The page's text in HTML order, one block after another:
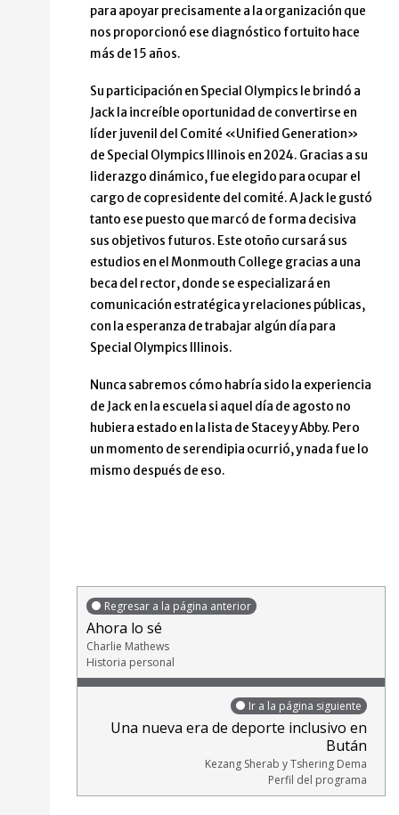
para apoyar precisamente a la organización que
nos proporcionó ese diagnóstico fortuito hace
más de 15 años.
Su participación en Special Olympics le brindó a
Jack la increíble oportunidad de convertirse en
líder juvenil del Comité «Unified Generation»
de Special Olympics Illinois en 2024. Gracias a su
liderazgo dinámico, fue elegido para ocupar el
cargo de copresidente del comité. A Jack le gustó
tanto ese puesto que marcó de forma decisiva
sus objetivos futuros. Este otoño cursará sus
estudios en el Monmouth College gracias a una
beca del rector, donde se especializará en
comunicación estratégica y relaciones públicas,
con la esperanza de trabajar algún día para
Special Olympics Illinois.
Nunca sabremos cómo habría sido la experiencia
de Jack en la escuela si aquel día de agosto no
hubiera estado en la lista de Stacey y Abby. Pero
un momento de serendipia ocurrió, y nada fue lo
mismo después de eso.
Regresar a la página anterior
Ahora lo sé
Charlie Mathews
Historia personal
Ir a la página siguiente
Una nueva era de deporte inclusivo en
Bután
Kezang Sherab y Tshering Dema
Perfil del programa